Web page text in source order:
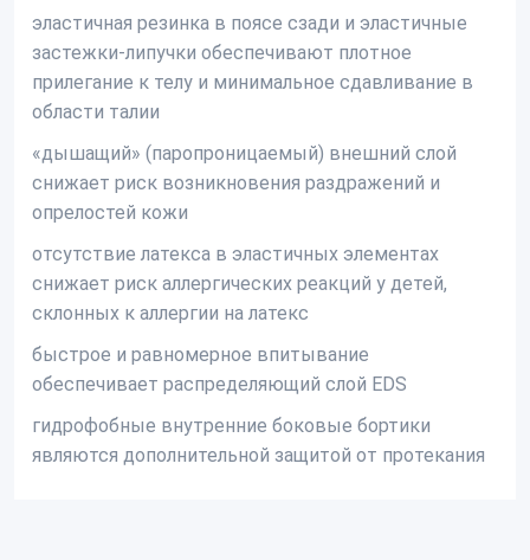
эластичная резинка в поясе сзади и эластичные
застежки-липучки обеспечивают плотное
прилегание к телу и минимальное сдавливание в
области талии
«дышащий» (паропроницаемый) внешний слой
снижает риск возникновения раздражений и
опрелостей кожи
отсутствие латекса в эластичных элементах
снижает риск аллергических реакций у детей,
склонных к аллергии на латекс
быстрое и равномерное впитывание
обеспечивает распределяющий слой EDS
гидрофобные внутренние боковые бортики
являются дополнительной защитой от протекания